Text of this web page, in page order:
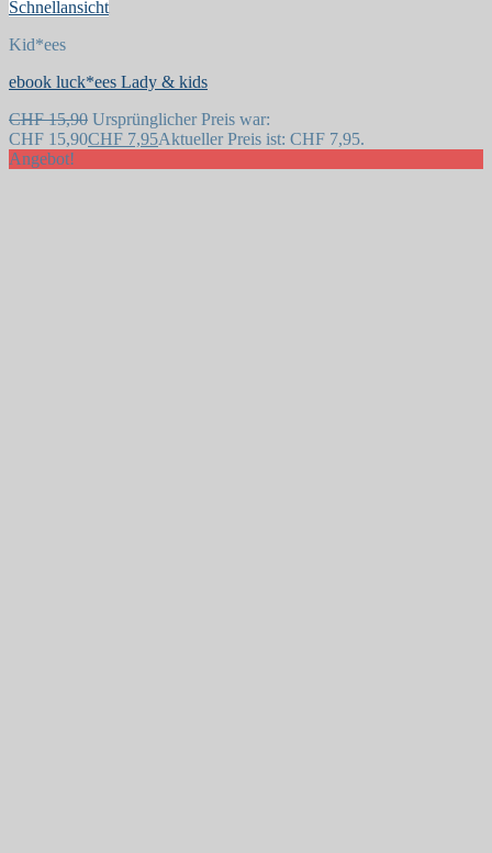
Schnellansicht
Kid*ees
ebook luck*ees Lady & kids
CHF15,90 Ursprünglicher Preis war:
CHF 15,90CHF 7,95Aktueller Preis ist: CHF 7,95.
Angebot!